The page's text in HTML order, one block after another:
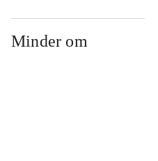
Minder om